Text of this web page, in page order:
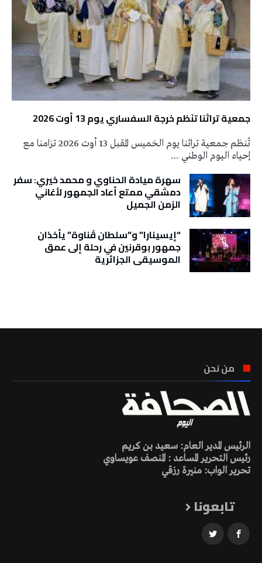
جمعية تراثنا تنَظم خرجة السفساري يوم 13 أوت 2026
تُنظم جمعية تراثنا يوم الخميس المقبل 13 أوت 2026 تزامنا مع
إحياء اليوم الوطني …
سهرة ميادة الحناوي و محمد خيري: سفر
دمشقي ممتع أعاد الجمهور لأغاني
الزمن الجميل
“إيسينارا” و”سلطان ڤناوة” يأخذان
جمهور بوقرنين في رحلة إلى عمق
الموسيقى الجزائرية
من نحن
الرئيس المدير العام: سعيد بن كريم
رئيس التحرير المساعد : المنصف عويساوي
تحرير الواب: منيرة رزقي
تابعونا